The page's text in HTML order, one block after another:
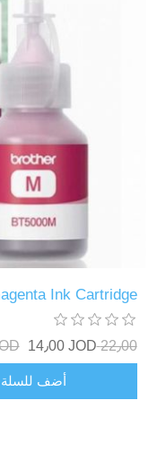
Ink Cartridge
22٫00 JOD 14٫00 JOD
أضف للسلة